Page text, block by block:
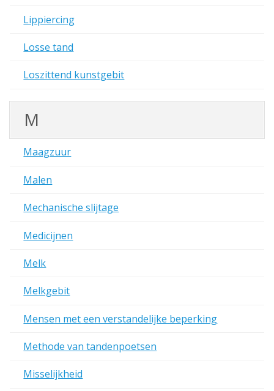
Lippiercing
Losse tand
Loszittend kunstgebit
M
Maagzuur
Malen
Mechanische slijtage
Medicijnen
Melk
Melkgebit
Mensen met een verstandelijke beperking
Methode van tandenpoetsen
Misselijkheid